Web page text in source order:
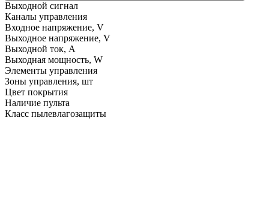
Выходной сигнал
Каналы управления
Входное напряжение, V
Выходное напряжение, V
Выходной ток, A
Выходная мощность, W
Элементы управления
Зоны управления, шт
Цвет покрытия
Наличие пульта
Класс пылевлагозащиты